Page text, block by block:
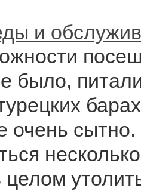
и
было,
очень сытно.